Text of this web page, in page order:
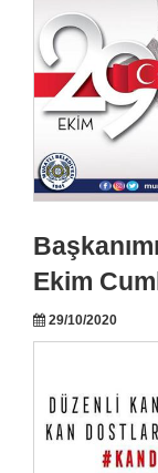
Ekim
29/10/2020